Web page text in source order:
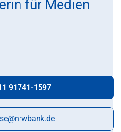
für Medien
Telefonnummer:
91741-1597
E-Mail: